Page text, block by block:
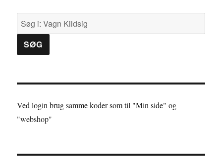
Ved login brug samme koder som til "Min side" og
"webshop"